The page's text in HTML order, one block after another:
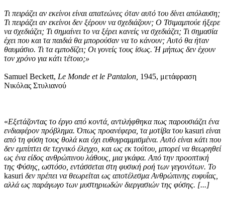
Τι πειράζει αν εκείνοι είναι απατεώνες όταν αυτό του δίνει απόλαυση;
Τι πειράζει αν εκείνοι δεν ξέρουν να σχεδιάζουν; Ο Τσιμαμπούε ήξερε
να σχεδιάζει; Τι σημαίνει το να ξέρει κανείς να σχεδιάζει; Τι σημασία
έχει που και τα παιδιά θα μπορούσαν να το κάνουν; Αυτό θα ήταν
θαυμάσιο. Τι τα εμποδίζει; Οι γονείς τους ίσως. Ή μήπως δεν έχουν
τον χρόνο για κάτι τέτοιο;»
Samuel Beckett, Le Monde et le Pantalon, 1945, μετάφραση
Νικόλας Στυλιανού
«Εξετάζοντας το έργο από κοντά, αντιλήφθηκα πως παρουσιάζει ένα
ενδιαφέρον πρόβλημα. Όπως προανέφερα, τα μοτίβα του kasuri είναι
από τη φύση τους θολά και όχι ευθυγραμμισμένα. Αυτό είναι κάτι που
δεν εμπίπτει σε τεχνικό έλεγχο, και ως εκ τούτου, μπορεί να θεωρηθεί
ως ένα είδος ανθρώπινου λάθους, μια γκάφα. Από την προοπτική
της Φύσης, ωστόσο, εντάσσεται στη φυσική ροή των γεγονότων. Το
kasuri δεν πρέπει να θεωρείται ως αποτέλεσμα Ανθρώπινης ευφυΐας,
αλλά ως παράγωγο των μυστηριωδών διεργασιών της φύσης. [...]